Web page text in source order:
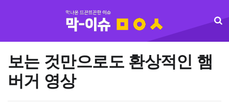
보는 것만으로도 환상적인 햄
버거 영상